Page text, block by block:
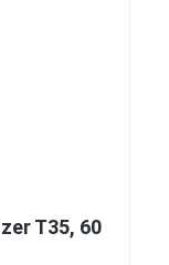
T35, 60